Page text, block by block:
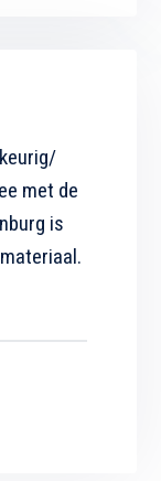
met de
is